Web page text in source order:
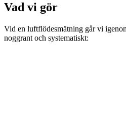
Vad vi gör
Vid en luftflödesmätning går vi
noggrant och systematiskt: